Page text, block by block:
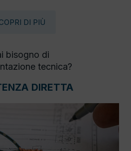
DI PIÙ
bisogno di
tecnica?
DIRETTA